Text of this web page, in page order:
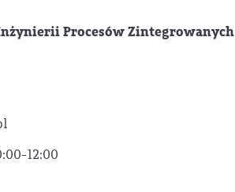
Procesów Zintegrowanych
12:00